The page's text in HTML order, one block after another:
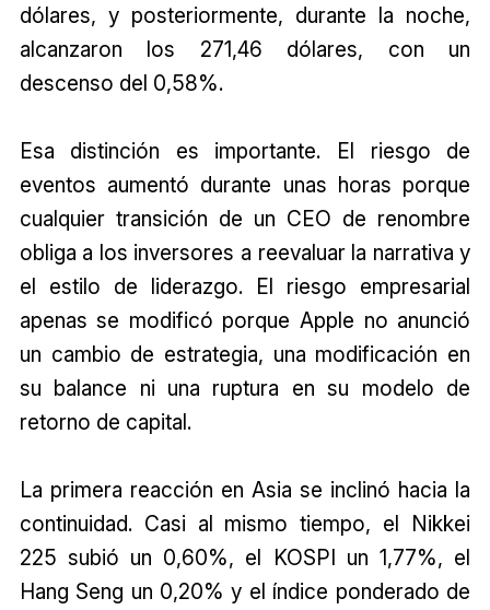
dólares, y posteriormente, durante la noche,
alcanzaron los 271,46 dólares, con un
descenso del 0,58%.
Esa distinción es importante. El riesgo de
eventos aumentó durante unas horas porque
cualquier transición de un CEO de renombre
obliga a los inversores a reevaluar la narrativa y
el estilo de liderazgo. El riesgo empresarial
apenas se modificó porque Apple no anunció
un cambio de estrategia, una modificación en
su balance ni una ruptura en su modelo de
retorno de capital.
La primera reacción en Asia se inclinó hacia la
continuidad. Casi al mismo tiempo, el Nikkei
225 subió un 0,60%, el KOSPI un 1,77%, el
Hang Seng un 0,20% y el índice ponderado de